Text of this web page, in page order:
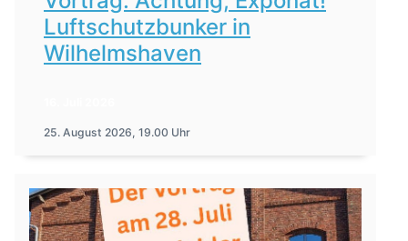
Luftschutzbunker in
Wilhelmshaven
25. August 2026, 19.00 Uhr